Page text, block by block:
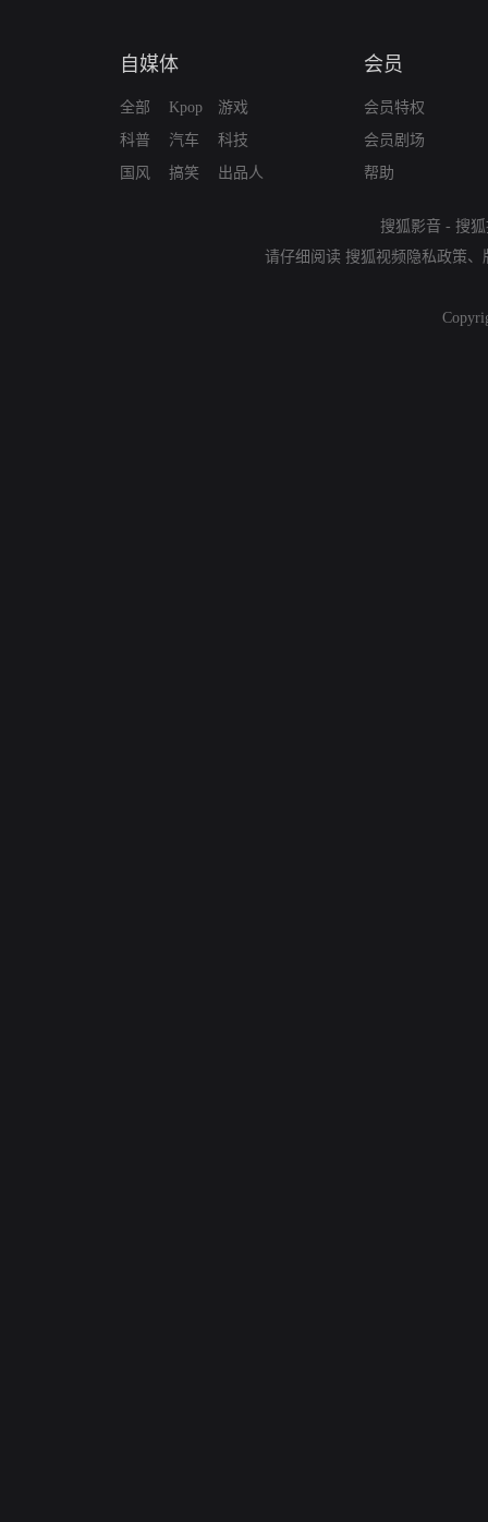
自媒体
全部
科普
国风
Kpop
汽车
搞笑
游戏
科技
出品人
会员
会员特权
会员剧场
帮助
搜狐影音 - 搜
请仔细阅读 搜狐视频隐私政策、